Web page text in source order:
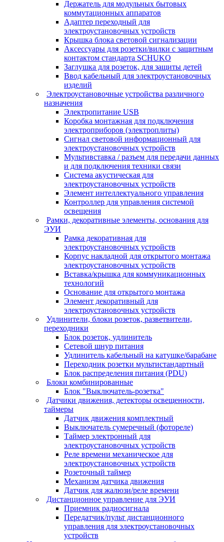
Держатель для модульных бытовых
коммутационных аппаратов
Адаптер переходный для
электроустановочных устройств
Крышка блока световой сигнализации
Аксессуары для розетки/вилки с защитным
контактом стандарта SCHUKO
Заглушка для розеток, для защиты детей
Ввод кабельный для электроустановочных
изделий
Электроустановочные устройства различного
назначения
Электропитание USB
Коробка монтажная для подключения
электроприборов (электроплиты)
Сигнал световой информационный для
электроустановочных устройств
Мультивставка / разъем для передачи данных
и для подключения техники связи
Система акустическая для
электроустановочных устройств
Элемент интеллектуального управления
Контроллер для управления системой
освещения
Рамки, декоративные элементы, основания для
ЭУИ
Рамка декоративная для
электроустановочных устройств
Корпус накладной для открытого монтажа
электроустановочных устройств
Вставка/крышка для коммуникационных
технологий
Основание для открытого монтажа
Элемент декоративный для
электроустановочных устройств
Удлинители, блоки розеток, разветвители,
переходники
Блок розеток, удлинитель
Сетевой шнур питания
Удлинитель кабельный на катушке/барабане
Переходник розетки мультистандартный
Блок распределения питания (PDU)
Блоки комбинированные
Блок "Выключатель-розетка"
Датчики движения, детекторы освещенности,
таймеры
Датчик движения комплектный
Выключатель сумеречный (фотореле)
Таймер электронный для
электроустановочных устройств
Реле времени механическое для
электроустановочных устройств
Розеточный таймер
Механизм датчика движения
Датчик для жалюзи/реле времени
Дистанционное управление для ЭУИ
Приемник радиосигнала
Передатчик/пульт дистанционного
управления для электроустановочных
устройств